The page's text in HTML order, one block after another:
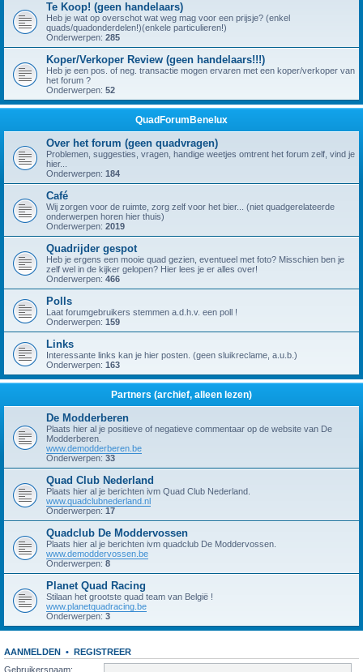
Te Koop! (geen handelaars)
Heb je wat op overschot wat weg mag voor een prijsje? (enkel
quads/quadonderdelen!)(enkele particulieren!)
Onderwerpen: 285
Koper/Verkoper Review (geen handelaars!!!)
Heb je een pos. of neg. transactie mogen ervaren met een koper/verkoper van
het forum ?
Onderwerpen: 52
QuadForumBenelux
Over het forum (geen quadvragen)
Problemen, suggesties, vragen, handige weetjes omtrent het forum zelf, vind je
hier...
Onderwerpen: 184
Café
Wij zorgen voor de ruimte, zorg zelf voor het bier... (niet quadgerelateerde
onderwerpen horen hier thuis)
Onderwerpen: 2019
Quadrijder gespot
Heb je ergens een mooie quad gezien, eventueel met foto? Misschien ben je
zelf wel in de kijker gelopen? Hier lees je er alles over!
Onderwerpen: 466
Polls
Laat forumgebruikers stemmen a.d.h.v. een poll !
Onderwerpen: 159
Links
Interessante links kan je hier posten. (geen sluikreclame, a.u.b.)
Onderwerpen: 163
Partners (archief, alleen lezen)
De Modderberen
Plaats hier al je positieve of negatieve commentaar op de website van De
Modderberen.
www.demodderberen.be
Onderwerpen: 33
Quad Club Nederland
Plaats hier al je berichten ivm Quad Club Nederland.
www.quadclubnederland.nl
Onderwerpen: 17
Quadclub De Moddervossen
Plaats hier al je berichten ivm quadclub De Moddervossen.
www.demoddervossen.be
Onderwerpen: 8
Planet Quad Racing
Stilaan het grootste quad team van België !
www.planetquadracing.be
Onderwerpen: 3
AANMELDEN • REGISTREER
Gebruikersnaam: